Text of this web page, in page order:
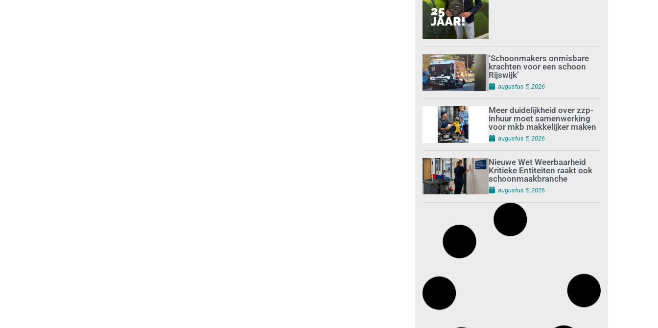
‘Schoonmakers onmisbare
krachten voor een schoon
Rijswijk’
augustus 5, 2026
Meer duidelijkheid over zzp-
inhuur moet samenwerking
voor mkb makkelijker maken
augustus 5, 2026
Nieuwe Wet Weerbaarheid
Kritieke Entiteiten raakt ook
schoonmaakbranche
augustus 5, 2026